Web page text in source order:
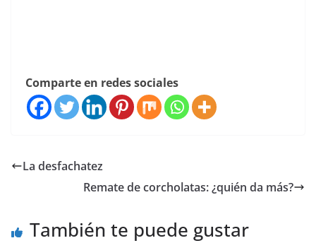
Comparte en redes sociales
La desfachatez
Remate de corcholatas: ¿quién da más?
También te puede gustar